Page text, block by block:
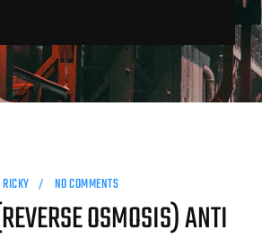
NO COMMENTS
OSMOSIS) ANTI